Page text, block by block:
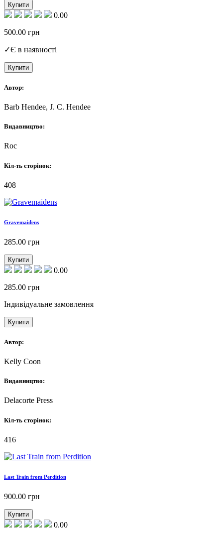
Купити
0.00
500.00 грн
✓Є в наявності
Купити
Автор:
Barb Hendee, J. C. Hendee
Видавництво:
Roc
Кіл-ть сторінок:
408
Gravemaidens
285.00 грн
Купити
0.00
285.00 грн
Індивідуальне замовлення
Купити
Автор:
Kelly Coon
Видавництво:
Delacorte Press
Кіл-ть сторінок:
416
Last Train from Perdition
900.00 грн
Купити
0.00